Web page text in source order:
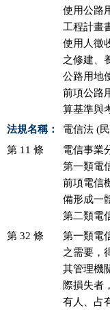
使用公路
工程計畫
使用人徵
之修建、
公
前項公路
算基準與
法規名稱：
電信法 (
第 11 條
電信事業
第一類電
前項電信
備形成一
第二類電
第 32 條
第一類電
之需要，
其管理機
際損失者
有人、占